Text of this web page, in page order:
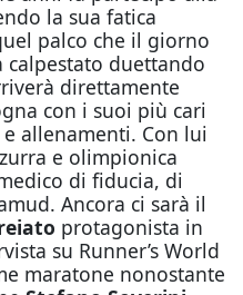
la sua fatica
palco che il giorno
calpestato duettando
direttamente
con i suoi più cari
allenamenti. Con lui
e olimpionica
di fiducia, di
Ancora ci sarà il
protagonista in
su Runner’s World
maratone nonostante